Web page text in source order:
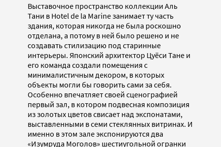
Выставочное пространство коллекции Аль
Тани в Hotel de la Marine занимает ту часть
здания, которая никогда не была роскошно
отделана, а потому в ней было решено и не
создавать стилизацию под старинные
интерьеры. Японский архитектор Цуёси Тане и
его команда создали помещения с
минималистичным декором, в которых
объекты могли бы говорить сами за себя.
Особенно впечатляет своей сценографией
первый зал, в котором подвесная композиция
из золотых цветов свисает над экспонатами,
выставленными в семи стеклянных витринах. И
именно в этом зале экспонируются два
«Изумруда Моголов» шестиугольной огранки